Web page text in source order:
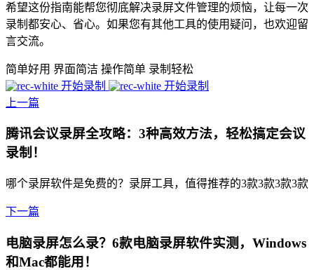
希望这份指南能帮您彻底解决录屏文件管理的烦恼，让每一次
录制都安心、省心。如果您有其他工具的使用疑问，也欢迎留
言交流。
简单好用 界面简洁 操作简单 录制轻松
开始录制
开始录制
上一篇
腾讯会议录屏全攻略：3种高效方法，轻松搞定会议
录制！
哪个录屏软件是免费的？录屏工具，值得推荐的3款3款3款3款
下一篇
电脑录屏怎么录？6款电脑录屏软件实测，Windows
和Mac都能用！